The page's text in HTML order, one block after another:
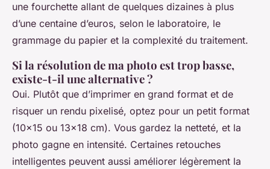
une fourchette allant de quelques dizaines à plus
d’une centaine d’euros, selon le laboratoire, le
grammage du papier et la complexité du traitement.
Si la résolution de ma photo est trop basse,
existe-t-il une alternative ?
Oui. Plutôt que d’imprimer en grand format et de
risquer un rendu pixelisé, optez pour un petit format
(10x15 ou 13x18 cm). Vous gardez la netteté, et la
photo gagne en intensité. Certaines retouches
intelligentes peuvent aussi améliorer légèrement la